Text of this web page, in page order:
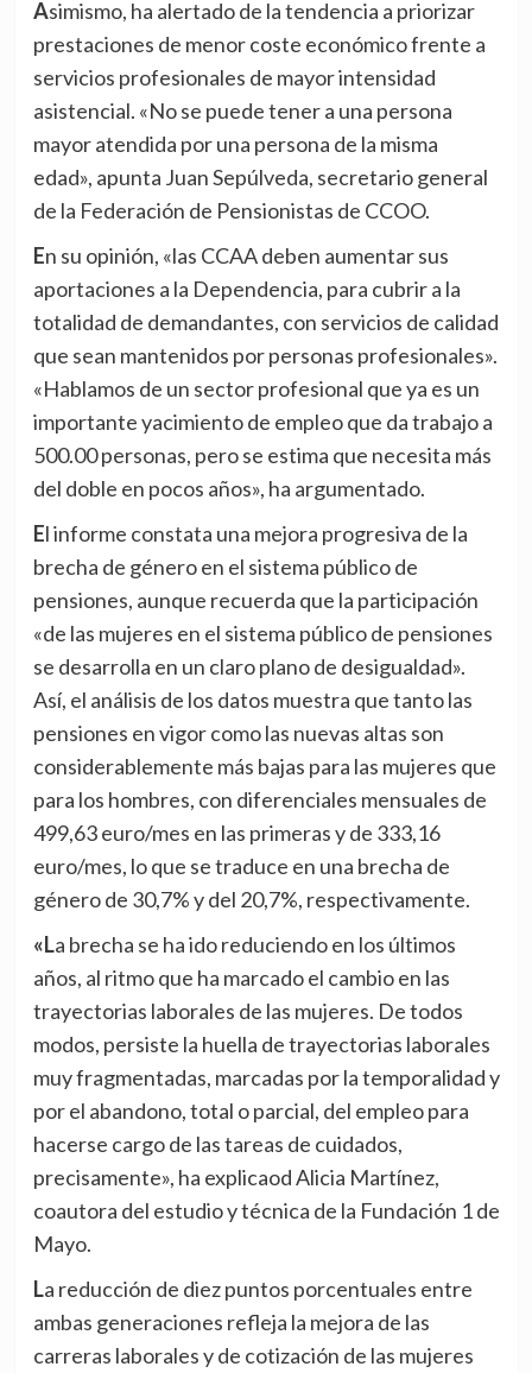
Asimismo, ha alertado de la tendencia a priorizar
prestaciones de menor coste económico frente a
servicios profesionales de mayor intensidad
asistencial. «No se puede tener a una persona
mayor atendida por una persona de la misma
edad», apunta Juan Sepúlveda, secretario general
de la Federación de Pensionistas de CCOO.
En su opinión, «las CCAA deben aumentar sus
aportaciones a la Dependencia, para cubrir a la
totalidad de demandantes, con servicios de calidad
que sean mantenidos por personas profesionales».
«Hablamos de un sector profesional que ya es un
importante yacimiento de empleo que da trabajo a
500.00 personas, pero se estima que necesita más
del doble en pocos años», ha argumentado.
El informe constata una mejora progresiva de la
brecha de género en el sistema público de
pensiones, aunque recuerda que la participación
«de las mujeres en el sistema público de pensiones
se desarrolla en un claro plano de desigualdad».
Así, el análisis de los datos muestra que tanto las
pensiones en vigor como las nuevas altas son
considerablemente más bajas para las mujeres que
para los hombres, con diferenciales mensuales de
499,63 euro/mes en las primeras y de 333,16
euro/mes, lo que se traduce en una brecha de
género de 30,7% y del 20,7%, respectivamente.
«La brecha se ha ido reduciendo en los últimos
años, al ritmo que ha marcado el cambio en las
trayectorias laborales de las mujeres. De todos
modos, persiste la huella de trayectorias laborales
muy fragmentadas, marcadas por la temporalidad y
por el abandono, total o parcial, del empleo para
hacerse cargo de las tareas de cuidados,
precisamente», ha explicaod Alicia Martínez,
coautora del estudio y técnica de la Fundación 1 de
Mayo.
La reducción de diez puntos porcentuales entre
ambas generaciones refleja la mejora de las
carreras laborales y de cotización de las mujeres